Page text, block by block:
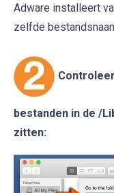
Adware installeert
zelfde
bestanden in de /
zitten: